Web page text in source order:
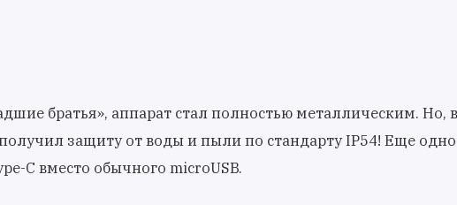
братья», аппарат стал полностью металлическим. Но,
защиту от воды и пыли по стандарту IP54! Еще
C вместо обычного microUSB.